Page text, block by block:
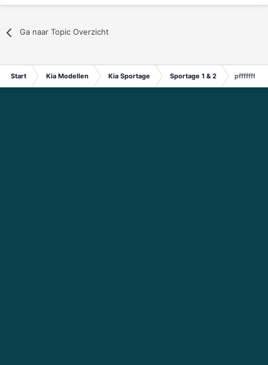
Ga naar Topic Overzicht
Start Kia Modellen Kia Sportage Sportage 1 & 2